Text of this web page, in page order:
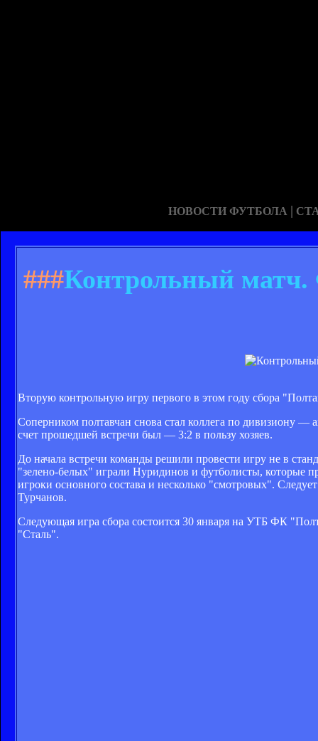
НОВОСТИ ФУТБОЛА |
###Контрольный
Вторую контрольную игру первого в этом году сбора
Соперником полтавчан снова стал коллега по дивизиону
счет прошедшей встречи был — 3:2 в пользу хозяев.
До начала встречи команды решили провести игру не в
"зелено-белых" играли Нуридинов и футболисты, которые
игроки основного состава и несколько "смотровых".
Турчанов.
Следующая игра сбора состоится 30 января на УТБ ФК
"Сталь".